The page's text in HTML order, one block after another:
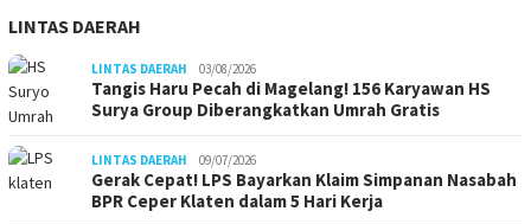
LINTAS DAERAH
LINTAS DAERAH 03/08/2026
Tangis Haru Pecah di Magelang! 156 Karyawan HS
Surya Group Diberangkatkan Umrah Gratis
LINTAS DAERAH 09/07/2026
Gerak Cepat! LPS Bayarkan Klaim Simpanan Nasabah
BPR Ceper Klaten dalam 5 Hari Kerja